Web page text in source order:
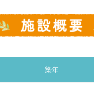
築年